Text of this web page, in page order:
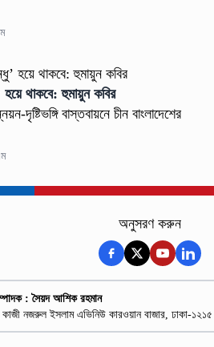
হয়ে থাকবে: হুমায়ুন কবির
দৃষ্টিভঙ্গি বাস্তবায়নে চীন বাংলাদেশের
অনুসরণ করুন
: সৈয়দ আশিক রহমান
কাজী নজরুল ইসলাম এভিনিউ কারওয়ান বাজার, ঢাকা-১২১৫